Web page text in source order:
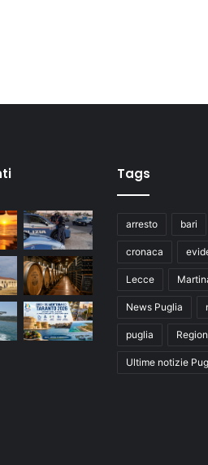
Tags
arresto bari
cronaca
Lecce
News Puglia
puglia
Ultime notizie